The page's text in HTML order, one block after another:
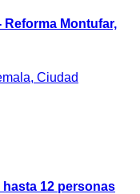
Reforma Montufar,
Ciudad
12 personas